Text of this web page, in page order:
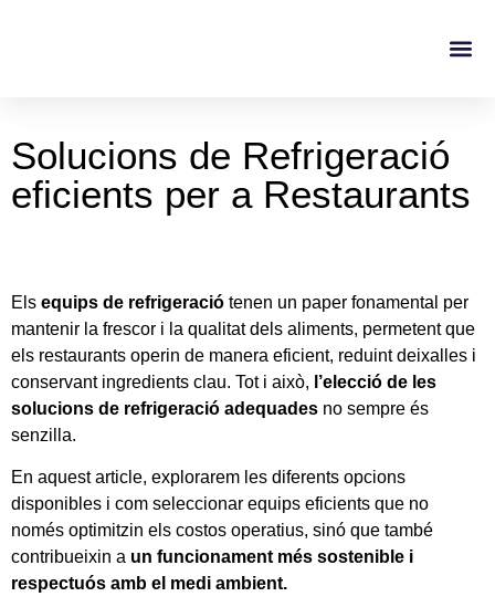
Solucions de Refrigeració
eficients per a Restaurants
Els equips de refrigeració tenen un paper fonamental per
mantenir la frescor i la qualitat dels aliments, permetent que
els restaurants operin de manera eficient, reduint deixalles i
conservant ingredients clau. Tot i això, l’elecció de les
solucions de refrigeració adequades no sempre és
senzilla.
En aquest article, explorarem les diferents opcions
disponibles i com seleccionar equips eficients que no
només optimitzin els costos operatius, sinó que també
contribueixin a un funcionament més sostenible i
respectuós amb el medi ambient.